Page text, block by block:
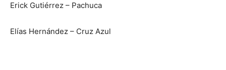
Erick Gutiérrez – Pachuca
Elías Hernández – Cruz Azul